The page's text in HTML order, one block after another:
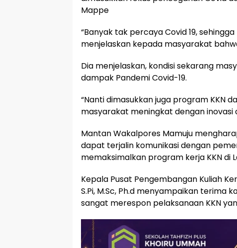
Mappe
“Banyak tak percaya Covid 19,
menjelaskan kepada masyarakat
Dia menjelaskan, kondisi sekarang
dampak Pandemi Covid-19.
“Nanti dimasukkan juga program KKN
masyarakat meningkat dengan inovasi
Mantan Wakalpores Mamuju
dapat terjalin komunikasi dengan
memaksimalkan program kerja KKN di
Kepala Pusat Pengembangan Kuliah
S.Pi, M.Sc, Ph.d menyampaikan terima
sangat merespon pelaksanaan KKN